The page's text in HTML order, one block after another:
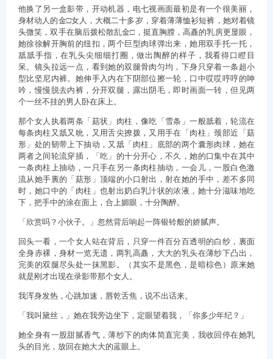
他换了另一盒影带，开动机器，电七视画面最初是有一个很美丽，
身材动人的金□女人，大概二十多岁，穿着薄薄恤衫短裤，她对着镜
头微笑，双手在脑后拨松散乱金□，挺直胸膛，高矗的乳房更显眼，
她徐徐解开胸前的纽扣，两个巨型肉球弹出来，她用双手托一托，
舐舐手指，在乳头尖细细打圈，做出陶醉的样子，我看得口瞪目
呆。镜头拉远一点，看到她的双腿骨肉匀均，下身只穿着一条超小
型比坚尼内裤。她伸手入内在下阴部位擦一轮，口中哎哎哼哼的呻
吟，慢慢脱去内裤，分开双腿，露出阴毛，即时画面一转，但见两
个一丝不挂的男人卧在床上。
那个女人执着两条「菇状」肉柱，像吃「雪条」一般舐着，轮流在
每条肉柱又舐又吮，又用舌尖撩拨，又用手在「肉柱」颈部近「菇
形」处的韧带上下抽动，又舐「肉柱」底部的两个囊形肉球，她在
两者之间轮流穿插，「吃」的十分开心，不久，她的口集中在其中
一条肉柱上抽动，一只手在另一条肉柱抽动，一会儿，一股白色激
流从她手裏的「菇形」顶端的小口射出，射在她的手中，差不多同
时，她口中的「肉柱」也射出奶白乳汁状的浓液，她十分滋味地吃
下，把手中的涂在面上，合上媚眼，十分陶醉。
「欣赏吗？小伙子。」忽然背后响起一阵银铃般的娇腻声。
回头一看，一个女人站在背后，只穿一件百分百透明的白纱，裏面
全身赤裸，身材一览无遗，两乳高矗，大大的乳头在薄纱下凸出，
完美的双腿尽头处一抹黑影。（其实不是黑色，是暗棕色）原来她
就是刚才出现在录影带那个女人。
我浑身发热，心跳加速，唇乾舌焦，说不出话来。
「我叫黛丝，」她在我旁边坐下，定眼望着我，「你多少年纪？」
她全身有一股甜腻香气，薄纱下的肉体简直完美，我收回停在她乳
头的目光，放回在她大大的蓝眼上。